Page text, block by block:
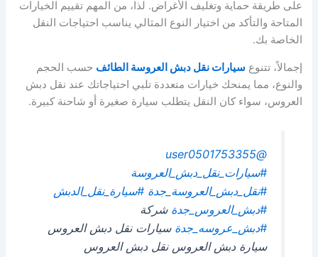
على طريقة حماية وتغليف الأغراض. لذا، من المهم تقييم الخيارات
المتاحة والتأكد من اختيار النوع المثالي يناسب احتياجات النقل
الخاصة بك.
إجمالاً، تتنوع سيارات نقل دبش العروسة الطائف حسب الحجم
والنوع، مما يمنحك خيارات متعددة تلبي احتياجاتك عند نقل دبش
العروس، سواء كان النقل يتطلب سيارة صغيرة أو شاحنة كبيرة.
@user0501753355
#سيارات_نقل_دبش_العروسة
#نقل_دبش_العروسة_جدة #سيارة_نقل_الدبش
#دبش_العروس_جدة شركة
#دبش_عروسه_جدة سيارات نقل دبش العروس
سيارة دبش العروس نقل دبش العروس